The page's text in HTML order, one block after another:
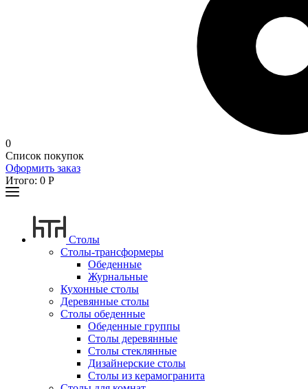
0
Список покупок
Оформить заказ
Итого: 0 Р
Столы
Столы-трансформеры
Обеденные
Журнальные
Кухонные столы
Деревянные столы
Столы обеденные
Обеденные группы
Столы деревянные
Столы стеклянные
Дизайнерские столы
Столы из керамогранита